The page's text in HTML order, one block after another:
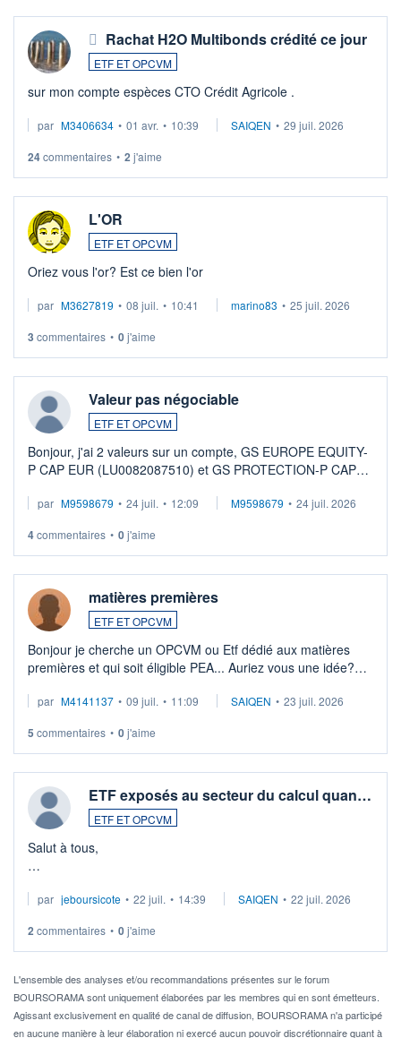
Rachat H2O Multibonds crédité ce jour
ETF ET OPCVM
sur mon compte espèces CTO Crédit Agricole .
par M3406634 • 01 avr. • 10:39 SAIQEN • 29 juil. 2026
24commentaires • 2 j'aime
L'OR
ETF ET OPCVM
Oriez vous l'or? Est ce bien l'or
par M3627819 • 08 juil. • 10:41 marino83 • 25 juil. 2026
3 commentaires • 0j'aime
Valeur pas négociable
ETF ET OPCVM
Bonjour, j'ai 2 valeurs sur un compte, GS EUROPE EQUITY-
P CAP EUR (LU0082087510) et GS PROTECTION-P CAP
veux procéder à la vente, on me signale ...
par M9598679 • 24 juil. • 12:09 M9598679 • 24 juil. 2026
4commentaires • 0j'aime
matières premières
ETF ET OPCVM
Bonjour je cherche un OPCVM ou Etf dédié aux matières
premières et qui soit éligible PEA... Auriez vous une idée?
par M4141137 • 09 juil. • 11:09 SAIQEN • 23 juil. 2026
5 commentaires • 0j'aime
ETF exposés au secteur du calcul quan…
ETF ET OPCVM
Salut à tous,
via un ETF plutôt que des actions individuelles.
Idéalement, je voudrais qu'il soit éligible au PEA.
Pour l' ...
par jeboursicote • 22 juil. • 14:39 SAIQEN • 22 juil. 2026
2 commentaires • 0j'aime
L'ensemble des analyses et/ou recommandations présentes sur le forum
BOURSORAMA sont uniquement élaborées par les membres qui en sont émetteurs.
Agissant exclusivement en qualité de canal de diffusion, BOURSORAMA n'a participé
en aucune manière à leur élaboration ni exercé aucun pouvoir discrétionnaire quant à